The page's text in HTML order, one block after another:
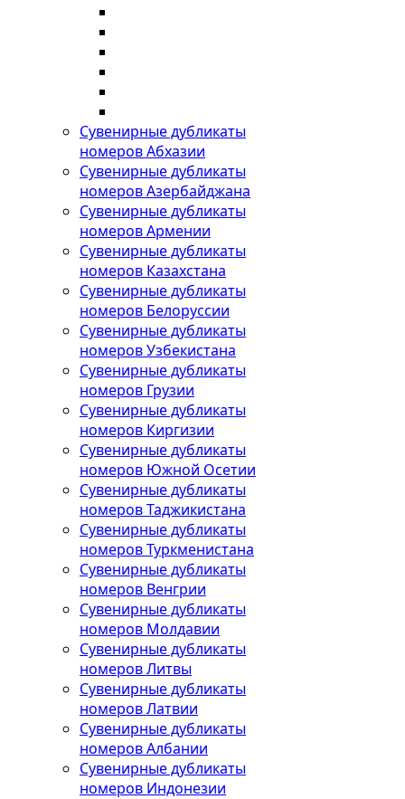
Сувенирные дубликаты
номеров Абхазии
Сувенирные дубликаты
номеров Азербайджана
Сувенирные дубликаты
номеров Армении
Сувенирные дубликаты
номеров Казахстана
Сувенирные дубликаты
номеров Белоруссии
Сувенирные дубликаты
номеров Узбекистана
Сувенирные дубликаты
номеров Грузии
Сувенирные дубликаты
номеров Киргизии
Сувенирные дубликаты
номеров Южной Осетии
Сувенирные дубликаты
номеров Таджикистана
Сувенирные дубликаты
номеров Туркменистана
Сувенирные дубликаты
номеров Венгрии
Сувенирные дубликаты
номеров Молдавии
Сувенирные дубликаты
номеров Литвы
Сувенирные дубликаты
номеров Латвии
Сувенирные дубликаты
номеров Албании
Сувенирные дубликаты
номеров Индонезии